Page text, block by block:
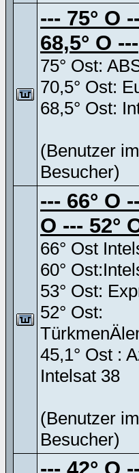
--- 75° O
68,5° O ---
75° Ost:
70,5° Ost:
68,5° Ost:
(Benutzer
Besucher)
--- 66° O
O --- 52°
66° Ost
60°
53° Ost:
52° Ost:
45,1° Ost :
Intelsat 38
(Benutzer
Besucher)